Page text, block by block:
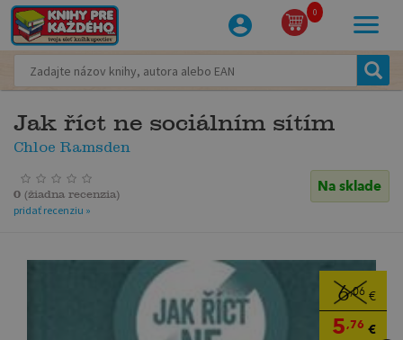
0
Jak říct ne sociálním sítím
Chloe Ramsden
Na sklade
0 (žiadna recenzia)
pridať recenziu »
6,06 €
5,76 €